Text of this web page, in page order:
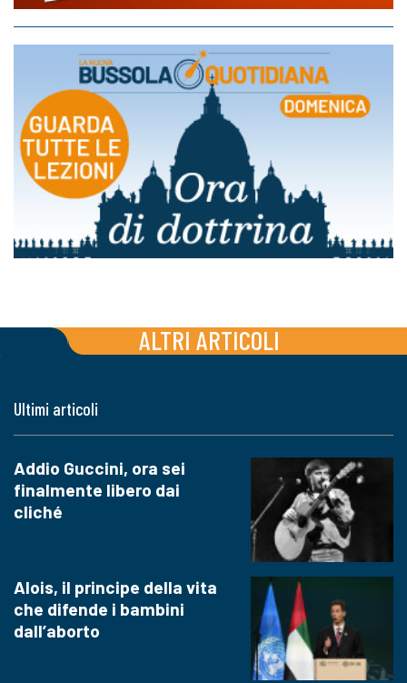
ALTRI ARTICOLI
Ultimi articoli
Addio Guccini, ora sei
finalmente libero dai
cliché
Alois, il principe della vita
che difende i bambini
dall’aborto